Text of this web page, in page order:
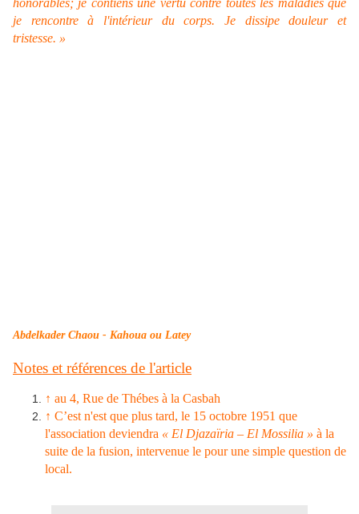
je rencontre à l'intérieur du corps. Je dissipe douleur et
tristesse. »
Abdelkader Chaou - Kahoua ou Latey
Notes et références de l'article
↑ au 4, Rue de Thébes à la Casbah
↑ C’est n'est que plus tard, le 15 octobre 1951 que
l'association deviendra « El Djazaïria – El Mossilia » à la
suite de la fusion, intervenue le pour une simple question de
local.